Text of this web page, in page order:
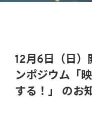
12月6日（日）
ンポジウム「
する！」 のお